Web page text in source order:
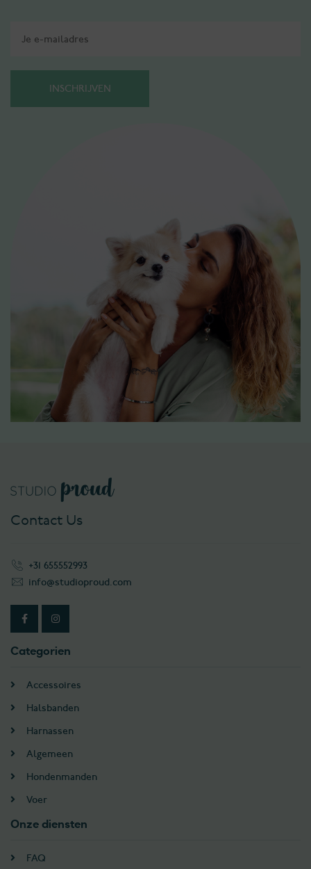
Contact Us
+31 655552993
info@studioproud.com
Categorien
Accessoires
Halsbanden
Harnassen
Algemeen
Hondenmanden
Voer
Onze diensten
FAQ